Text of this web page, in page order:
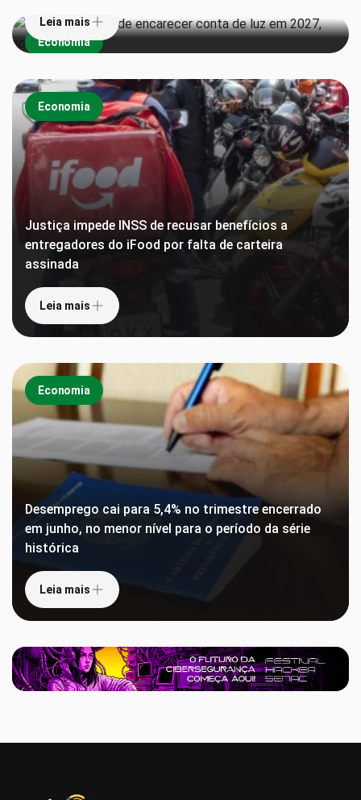
Economia
Leia mais
Economia
Justiça impede INSS de recusar benefícios a
entregadores do iFood por falta de carteira
assinada
Leia mais
Economia
Desemprego cai para 5,4% no trimestre encerrado
em junho, no menor nível para o período da série
histórica
Leia mais